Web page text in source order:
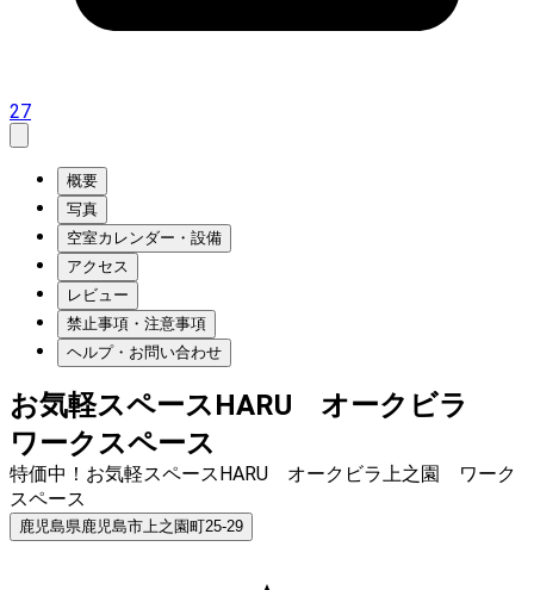
27
概要
写真
空室カレンダー・設備
アクセス
レビュー
禁止事項・注意事項
ヘルプ・お問い合わせ
お気軽スペースHARU オークビラ
ワークスペース
特価中！お気軽スペースHARU オークビラ上之園 ワーク
スペース
鹿児島県鹿児島市上之園町25-29